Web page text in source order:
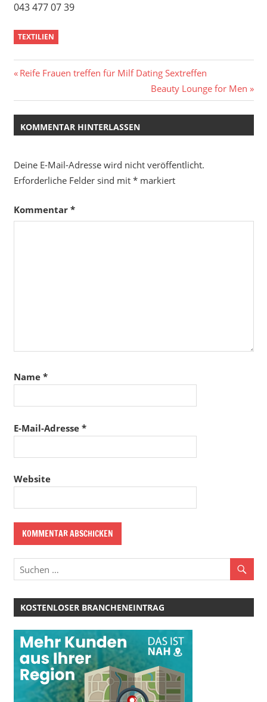
043 477 07 39
TEXTILIEN
Beitragsnavigation
Vorheriger
Reife Frauen treffen für Milf Dating Sextreffen
Nächster
Beitrag:
Beauty Lounge for Men
KOMMENTAR HINTERLASSEN
Deine E-Mail-Adresse wird nicht veröffentlicht.
Erforderliche Felder sind mit *markiert
Kommentar *
Name *
E-Mail-Adresse *
Website
KOSTENLOSER BRANCHENEINTRAG